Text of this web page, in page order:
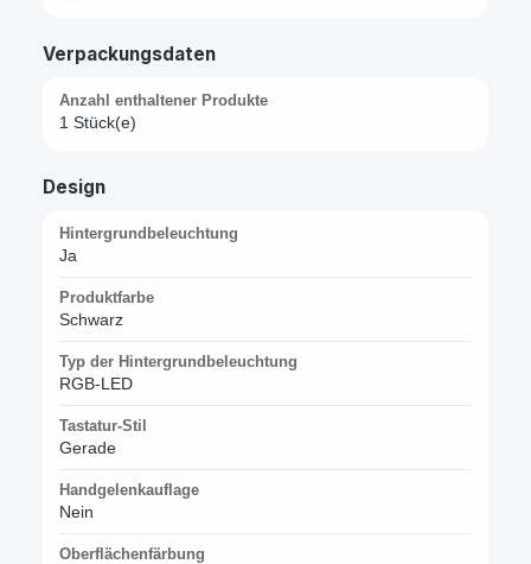
Verpackungsdaten
Anzahl enthaltener Produkte
1 Stück(e)
Design
Hintergrundbeleuchtung
Ja
Produktfarbe
Schwarz
Typ der Hintergrundbeleuchtung
RGB-LED
Tastatur-Stil
Gerade
Handgelenkauflage
Nein
Oberflächenfärbung